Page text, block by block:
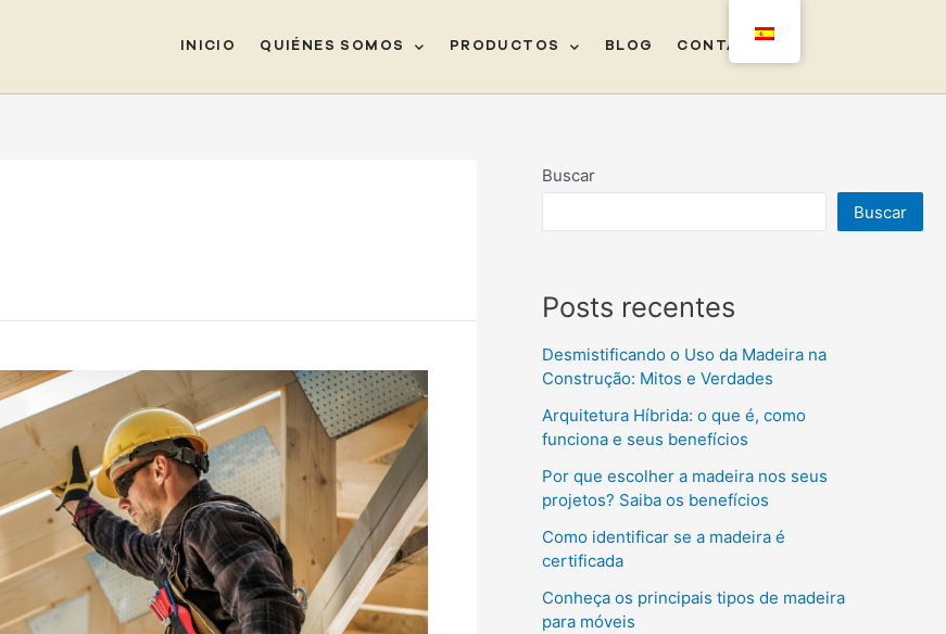
INICIO QUIÉNES SOMOS PRODUCTOS BLOG CONTACTO
Buscar
Buscar
Posts recentes
Desmistificando o Uso da Madeira na
Construção: Mitos e Verdades
Arquitetura Híbrida: o que é, como
funciona e seus benefícios
Por que escolher a madeira nos seus
projetos? Saiba os benefícios
Como identificar se a madeira é
certificada
Conheça os principais tipos de madeira
para móveis